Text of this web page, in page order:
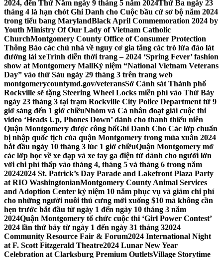
2024, đến Thứ Năm ngày 9 tháng 5 năm 2024Thứ Ba ngày 23
tháng 4 là hạn chót Ghi Danh cho Cuộc bầu cử sơ bộ năm 2024
trong tiểu bang MarylandBlack April Commemoration 2024 by
Youth Ministry Of Our Lady of Vietnam Catholic
ChurchMontgomery County Office of Consumer Protection
Thông Báo các chủ nhà về nguy cơ gia tăng các trò lừa đảo lát
đường lái xeTrình diễn thời trang – 2024 ‘Spring Fever’ fashion
show at Montgomery MallKỷ niệm “National Vietnam Veterans
Day” vào thứ Sáu ngày 29 tháng 3 trên trang web
montgomerycountymd.gov/veteransSở Cảnh sát Thành phố
Rockville sẽ tặng Steering Wheel Locks miễn phí vào Thứ Bảy
ngày 23 tháng 3 tại trạm Rockville City Police Department từ 9
giờ sáng đến 1 giờ chiềuNhóm và Cá nhân đoạt giải cuộc thi
video ‘Heads Up, Phones Down’ dành cho thanh thiếu niên
Quận Montgomery được công bốGhi Danh Cho Các lớp chuẩn
bị nhập quốc tịch của quận Montgomery trong mùa xuân 2024
bắt đầu ngày 10 tháng 3 lúc 1 giờ chiềuQuận Montgomery mở
các lớp học về xe đạp và xe tay ga điện tử dành cho người lớn
với chi phí thấp vào tháng 4, tháng 5 và tháng 6 trong năm
20242024 St. Patrick’s Day Parade and Lakefront Plaza Party
at RIO WashingtonianMontgomery County Animal Services
and Adoption Center kỷ niệm 10 năm phục vụ và giảm chi phí
cho những người nuôi thú cưng mới xuống $10 mà không cần
hẹn trước bắt đầu từ ngày 1 đến ngày 10 tháng 3 năm
2024Quận Montgomery tổ chức cuộc thi ‘Girl Power Contest’
2024 lần thứ bảy từ ngày 1 đến ngày 31 tháng 32024
Community Resource Fair & Forum2024 International Night
at F. Scott Fitzgerald Theatre2024 Lunar New Year
Celebration at Clarksburg Premium OutletsVillage Storytime